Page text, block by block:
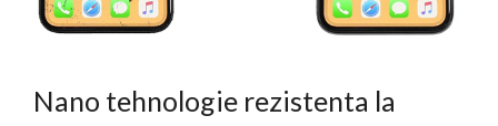
Nano tehnologie rezistenta la